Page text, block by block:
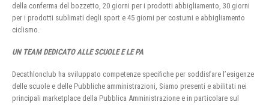
della conferma del bozzetto, 20 giorni per i prodotti abbigliamento, 30 giorni
per i prodotti sublimati degli sport e 45 giorni per costumi e abbigliamento
ciclismo.
UN TEAM DEDICATO ALLE SCUOLE E LE PA
Decathlonclub ha sviluppato competenze specifiche per soddisfare l’esigenze
delle scuole e delle Pubbliche amministrazioni, Siamo presenti e abilitati nei
principali marketplace della Pubblica Amministrazione e in particolare sul